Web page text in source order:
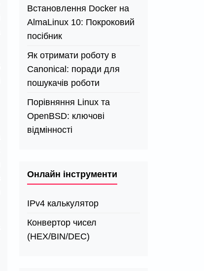
Встановлення Docker на
AlmaLinux 10: Покроковий
посібник
Як отримати роботу в
Canonical: поради для
пошукачів роботи
Порівняння Linux та
OpenBSD: ключові
відмінності
Онлайн інструменти
IPv4 калькулятор
Конвертор чисел
(HEX/BIN/DEC)